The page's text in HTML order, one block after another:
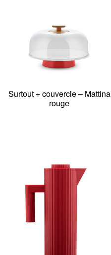
Surtout + couvercle – Mattina
rouge